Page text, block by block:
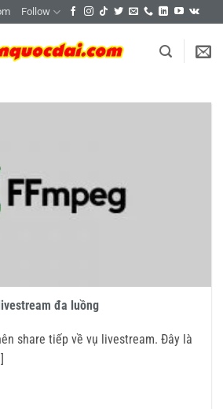
Follow
đa luồng
share tiếp về vụ livestream. Đây là